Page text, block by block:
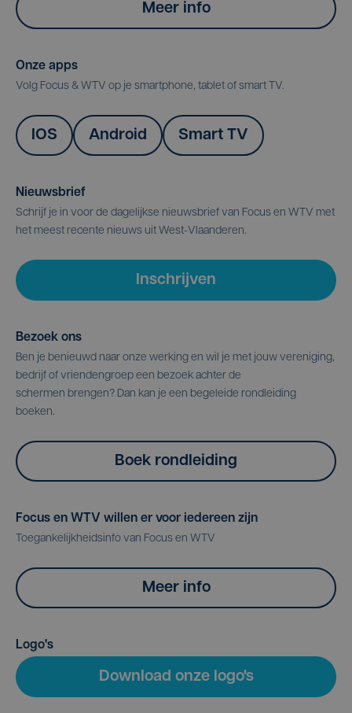
Meer info
Onze apps
Volg Focus & WTV op je smartphone, tablet of smart TV.
IOS Android Smart TV
Nieuwsbrief
Schrijf je in voor de dagelijkse nieuwsbrief van Focus en WTV met
het meest recente nieuws uit West-Vlaanderen.
Inschrijven
Bezoek ons
Ben je benieuwd naar onze werking en wil je met jouw vereniging,
bedrijf of vriendengroep een bezoek achter de
schermen brengen? Dan kan je een begeleide rondleiding
boeken.
Boek rondleiding
Focus en WTV willen er voor iedereen zijn
Toegankelijkheidsinfo van Focus en WTV
Meer info
Logo's
Download onze logo's